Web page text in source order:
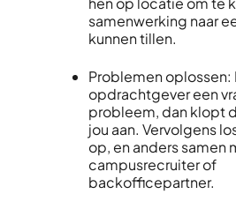
samenwerking naar
kunnen tillen.
Problemen
opdrachtgever een
probleem, dan klopt
jou aan. Vervolgens
op, en anders samen
campusrecruiter of
backofficepartner.